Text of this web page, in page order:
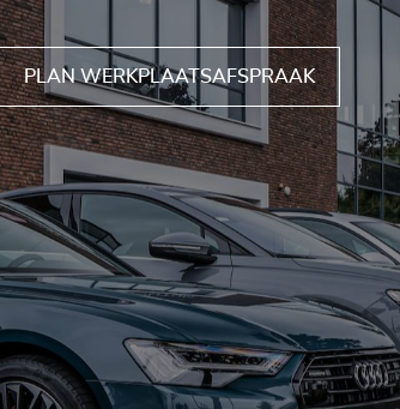
PLAN WERKPLAATSAFSPRAAK